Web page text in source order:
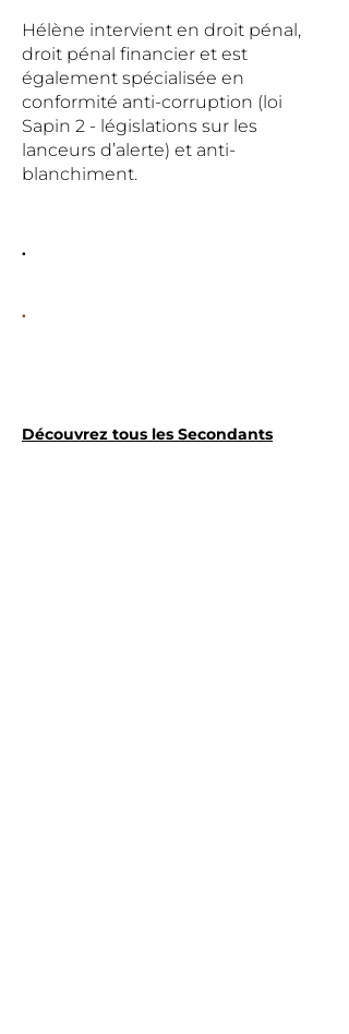
Hélène intervient en droit pénal,
droit pénal financier et est
également spécialisée en
conformité anti-corruption (loi
Sapin 2 - législations sur les
lanceurs d’alerte) et anti-
blanchiment.
.
.
Découvrez tous les Secondants